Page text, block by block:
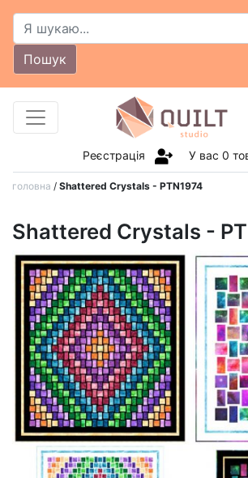
Пошук
Реєстрація У вас 0
головна / Shattered Crystals - PTN1974
Shattered Crystals -